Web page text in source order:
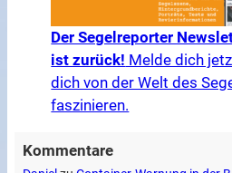
Der Segelreporter
ist zurück! Melde dich
dich von der Welt des
faszinieren.
Kommentare